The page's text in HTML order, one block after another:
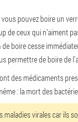
pouvez boire un
ceux qui n’aiment
boire cesse
permettre de boire de
des médicaments
: la mort des
virales car ils